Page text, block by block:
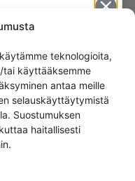
teknologioita,
tai käyttääksemme
antaa meille
selauskäyttäytymistä
Suostumuksen
haitallisesti
Teema
keltainen